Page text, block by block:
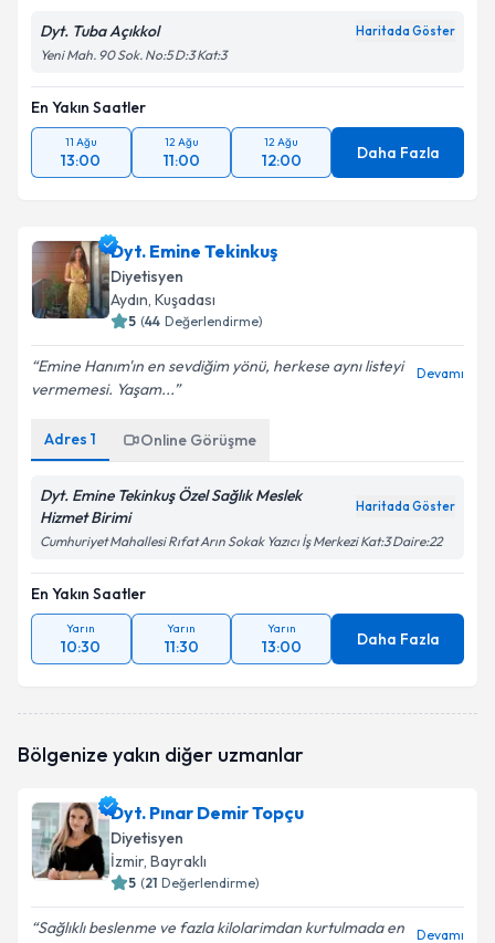
Dyt. Tuba Açıkkol Haritada Göster
Yeni Mah. 90 Sok. No:5 D:3 Kat:3
En Yakın Saatler
11 Ağu
13:00
12 Ağu
11:00
12 Ağu
12:00 Daha Fazla
Dyt. Emine Tekinkuş
Diyetisyen
Aydın, Kuşadası
5 (44 Değerlendirme)
Emine Hanım'ın en sevdiğim yönü, herkese aynı listeyi
vermemesi. Yaşam...
Devamı
Adres 1 Online Görüşme
Dyt. Emine Tekinkuş Özel Sağlık Meslek
Hizmet Birimi
Haritada Göster
Cumhuriyet Mahallesi Rıfat Arın Sokak Yazıcı İş Merkezi Kat:3 Daire:22
En Yakın Saatler
Yarın
10:30
Yarın
11:30
Yarın
13:00 Daha Fazla
Bölgenize yakın diğer uzmanlar
Dyt. Pınar Demir Topçu
Diyetisyen
İzmir, Bayraklı
5 (21 Değerlendirme)
Sağlıklı beslenme ve fazla kilolarimdan kurtulmada en
Devamı